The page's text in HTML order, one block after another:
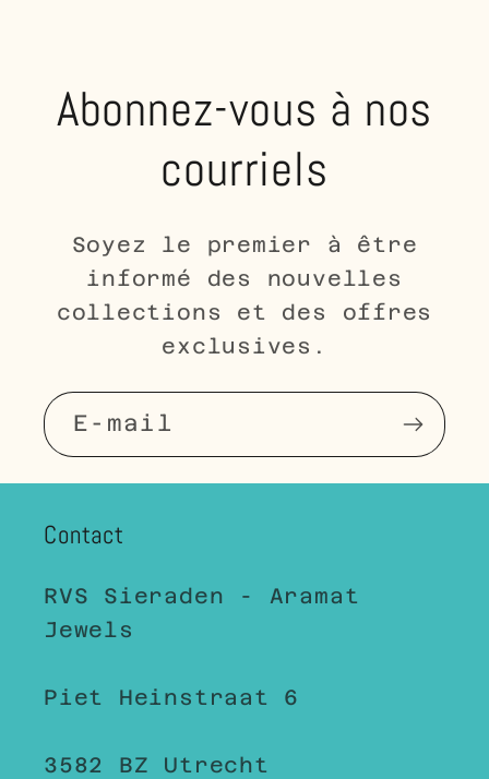
Abonnez-vous à nos
courriels
Soyez le premier à être
informé des nouvelles
collections et des offres
exclusives.
E-mail
Contact
RVS Sieraden - Aramat
Jewels
Piet Heinstraat 6
3582 BZ Utrecht